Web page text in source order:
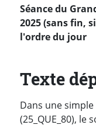
Séance du
2025 (sans fin,
l'ordre du jour
Texte
Dans une
(25_QUE_80), le